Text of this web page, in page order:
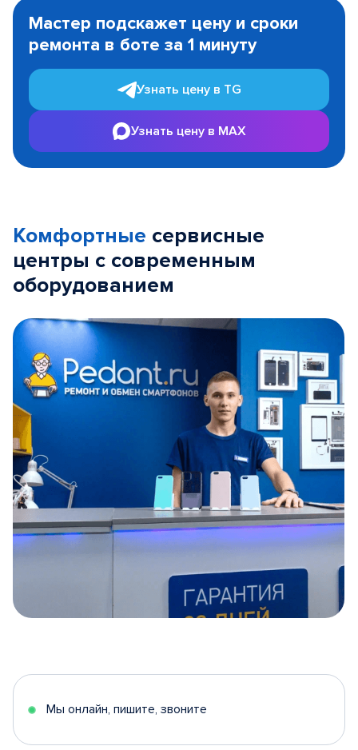
1
Мастер подскажет цену и сроки
ремонта в боте за 1 минуту
Узнать цену в TG
Узнать цену в MAX
Комфортные сервисные
центры с современным
оборудованием
5
Мы онлайн, пишите, звоните